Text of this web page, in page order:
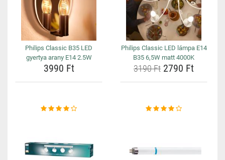
Philips Classic B35 LED
gyertya arany E14 2.5W
3990 Ft
Philips Classic LED lámpa E14
B35 6,5W matt 4000K
3190 Ft 2790 Ft